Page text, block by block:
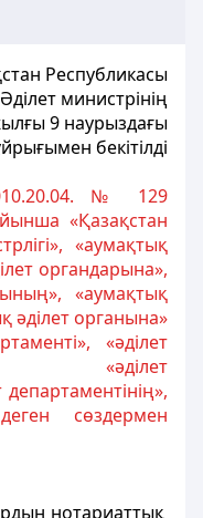
Республикасы
Әділет министрінің
9 наурыздағы
бекітілді
№ 129
«Қазақстан
«аумақтық
органдарына»,
«аумақтық
әділет органына»
«әділет
«әділет
департаментінің»,
сөздермен
нотариаттық